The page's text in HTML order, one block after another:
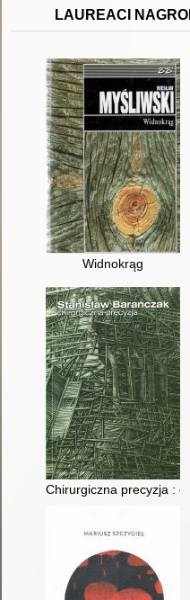
LAUREACI
Widnokrąg
Chirurgiczna precyzja :